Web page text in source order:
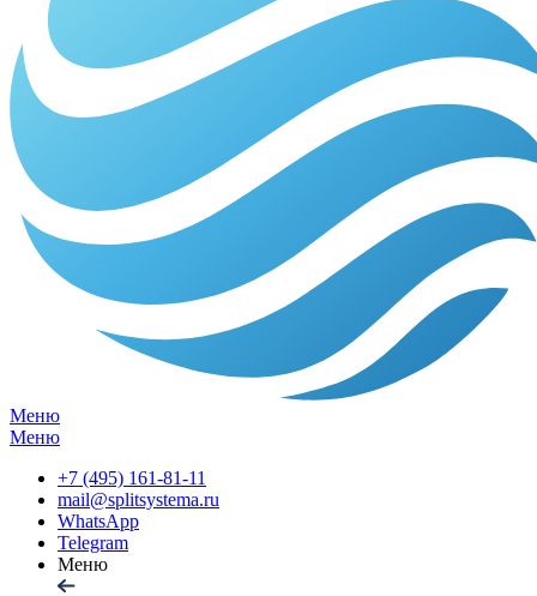
Меню
Меню
+7 (495) 161-81-11
mail@splitsystema.ru
WhatsApp
Telegram
Меню